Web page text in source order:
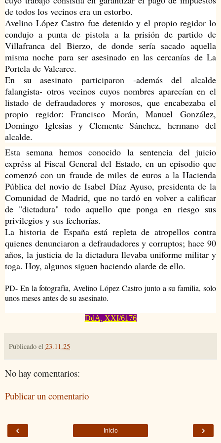
de todos los vecinos era un estorbo.
Avelino López Castro fue detenido y el propio regidor lo
condujo a punta de pistola a la prisión de partido de
Villafranca del Bierzo, de donde sería sacado aquella
misma noche para ser asesinado en las cercanías de La
Portela de Valcarce.
En su asesinato participaron -además del alcalde
falangista- otros vecinos cuyos nombres aparecían en el
listado de defraudadores y morosos, que encabezaba el
propio regidor: Francisco Morán, Manuel González,
Domingo Iglesias y Clemente Sánchez, hermano del
alcalde.
Esta semana hemos conocido la sentencia del juicio
expréss al Fiscal General del Estado, en un episodio que
comenzó con un fraude de miles de euros a la Hacienda
Pública del novio de Isabel Díaz Ayuso, presidenta de la
Comunidad de Madrid, que no tardó en volver a calificar
de "dictadura" todo aquello que ponga en riesgo sus
privilegios y sus fechorías.
La historia de España está repleta de atropellos contra
quienes denunciaron a defraudadores y corruptos; hace 90
años, la justicia de la dictadura llevaba uniforme militar y
toga. Hoy, algunos siguen haciendo alarde de ello.
PD- En la fotografía, Avelino López Castro junto a su familia, solo
unos meses antes de su asesinato.
DdA, XXI/6176
Publicado el 23.11.25
No hay comentarios:
Publicar un comentario
‹ ›
Inicio